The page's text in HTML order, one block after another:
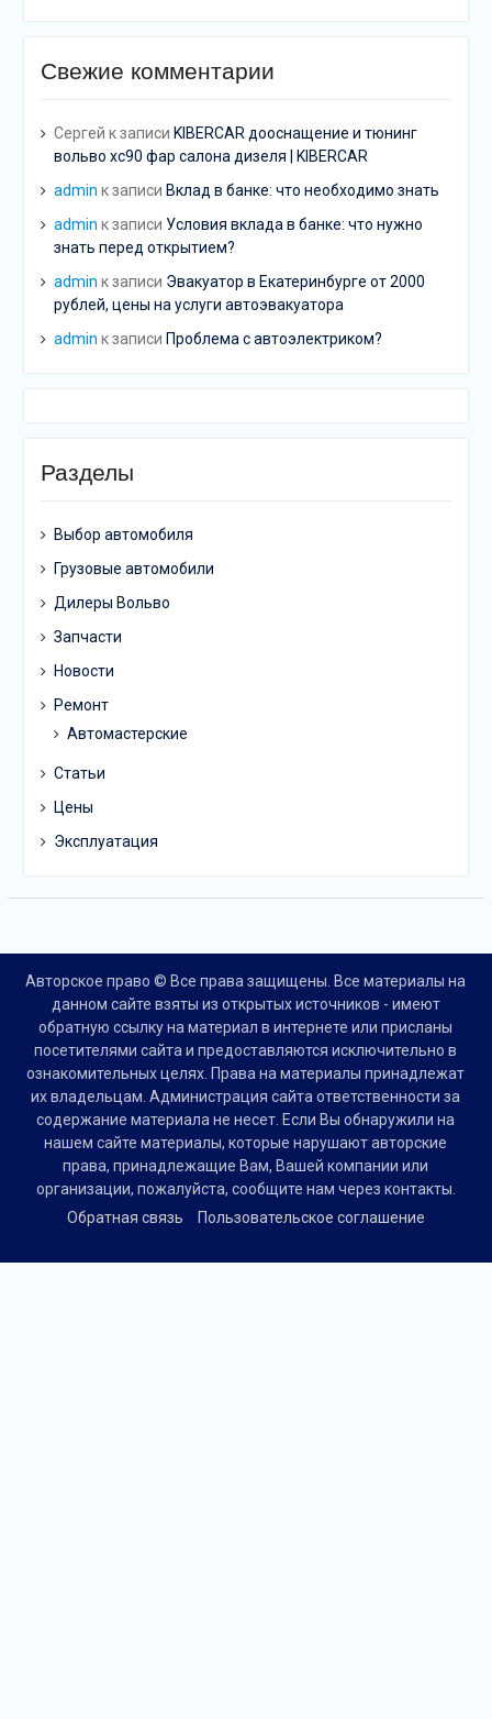
Свежие комментарии
Сергей к записи KIBERCAR дооснащение и тюнинг
вольво хс90 фар салона дизеля | KIBERCAR
admin к записи Вклад в банке: что необходимо знать
admin к записи Условия вклада в банке: что нужно
знать перед открытием?
admin к записи Эвакуатор в Екатеринбурге от 2000
рублей, цены на услуги автоэвакуатора
admin к записи Проблема с автоэлектриком?
Разделы
Выбор автомобиля
Грузовые автомобили
Дилеры Вольво
Запчасти
Новости
Ремонт
Автомастерские
Статьи
Цены
Эксплуатация
Авторское право © Все права защищены. Все материалы на
данном сайте взяты из открытых источников - имеют
обратную ссылку на материал в интернете или присланы
посетителями сайта и предоставляются исключительно в
ознакомительных целях. Права на материалы принадлежат
их владельцам. Администрация сайта ответственности за
содержание материала не несет. Если Вы обнаружили на
нашем сайте материалы, которые нарушают авторские
права, принадлежащие Вам, Вашей компании или
организации, пожалуйста, сообщите нам через контакты.
Обратная связь
Пользовательское соглашение